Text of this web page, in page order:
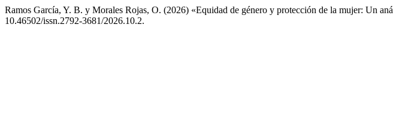
Ramos García, Y. B. y Morales Rojas, O. (2026) «Equidad de género y protección de la mujer: Un
10.46502/issn.2792-3681/2026.10.2.